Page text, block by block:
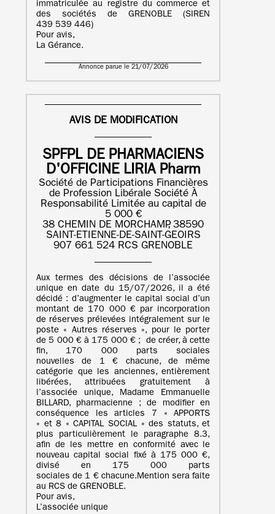
immatriculée au registre du commerce et
des sociétés de GRENOBLE (SIREN
439 539 446)
Pour avis,
La Gérance.
Annonce parue le 21/07/2026
AVIS DE MODIFICATION
SPFPL DE PHARMACIENS
D'OFFICINE LIRIA Pharm
Société de Participations Financières
de Profession Libérale Société À
Responsabilité Limitée au capital de
5 000 €
38 CHEMIN DE MORCHAMP, 38590
SAINT-ETIENNE-DE-SAINT-GEOIRS
907 661 524 RCS GRENOBLE
Aux termes des décisions de l’associée
unique en date du 15/07/2026, il a été
décidé : d’augmenter le capital social d’un
montant de 170 000 € par incorporation
de réserves prélevées intégralement sur le
poste « Autres réserves », pour le porter
de 5 000 € à 175 000 € ; de créer, à cette
fin, 170 000 parts sociales
nouvelles de 1 € chacune, de même
catégorie que les anciennes, entièrement
libérées, attribuées gratuitement à
l’associée unique, Madame Emmanuelle
BILLARD, pharmacienne ; de modifier en
conséquence les articles 7 « APPORTS
» et 8 « CAPITAL SOCIAL » des statuts, et
plus particulièrement le paragraphe 8.3,
afin de les mettre en conformité avec le
nouveau capital social fixé à 175 000 €,
divisé en 175 000 parts
sociales de 1 € chacune.Mention sera faite
au RCS de GRENOBLE.
Pour avis,
L’associée unique